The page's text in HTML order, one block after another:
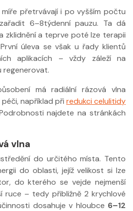
přetrvávají i po vyšším počtu
6–8týdenní pauzu. Ta dá
zklidnění a teprve poté lze terapii
úleva se však u řady klientů
aplikacích – vždy záleží na
regenerovat.
má radiální rázová vlna
například při redukci celulitidy
najdete na stránkách
vlna
do určitého místa. Tento
do oblasti, jejíž velikost si lze
do kterého se vejde nejmenší
ruce – tedy přibližně 2 krychlové
dosahuje v hloubce 6–12